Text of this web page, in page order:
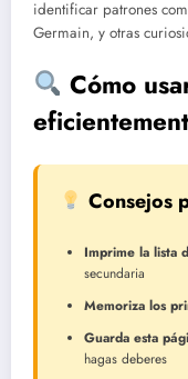
identificar patrones
Germain, y otras
Cómo
Consejos
Imprime la lista
secundaria
Memoriza los
Guarda esta
hagas deberes